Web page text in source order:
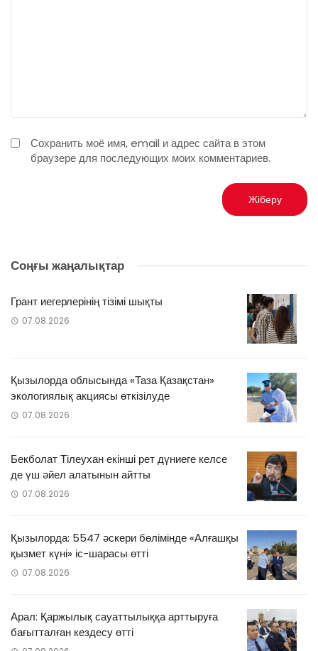
Сохранить моё имя, email и адрес сайта в этом
браузере для последующих моих комментариев.
Соңғы жаңалықтар
Грант иегерлерінің тізімі шықты
07.08.2026
Қызылорда облысында «Таза Қазақстан»
экологиялық акциясы өткізілуде
07.08.2026
Бекболат Тілеухан екінші рет дүниеге келсе
де үш әйел алатынын айтты
07.08.2026
Қызылорда: 5547 әскери бөлімінде «Алғашқы
қызмет күні» іс-шарасы өтті
07.08.2026
Арал: Қаржылық сауаттылыққа арттыруға
бағытталған кездесу өтті